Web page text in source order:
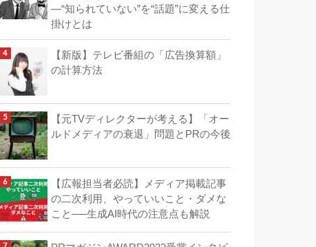
―“知られていない”を“話題”に変える仕
掛けとは
【新版】テレビ番組の「広告換算額」
の計算方法
【元TVディレクターが考える】「オー
ルドメディアの衰退」問題とPRの今後
【広報担当者必読】メディア掲載記事
の二次利用、やっていいこと・ダメな
こと──生成AI時代の注意点も解説